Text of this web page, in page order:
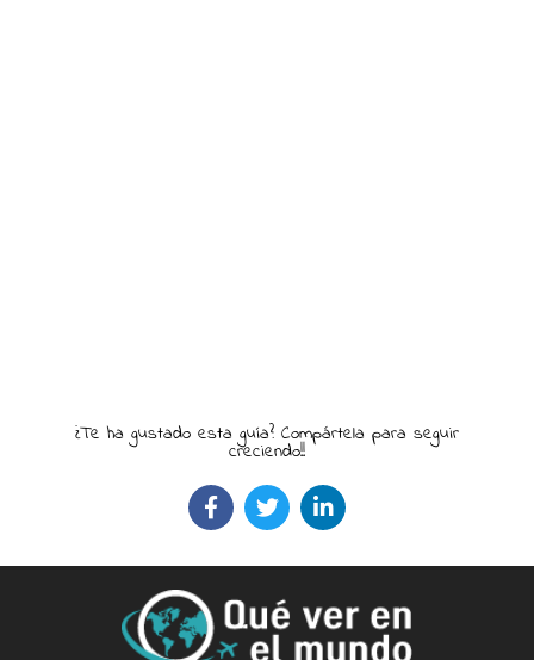
¿Te ha gustado esta guía? Compártela para seguir
creciendo!!